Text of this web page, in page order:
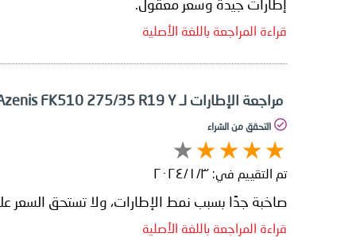
إطارات جيدة وسعر معقول.
قراءة المراجعة باللغة الأصلية
مراجعة الإطارات لـ Falken Azenis FK510 275/35 R19 Y
التحقق من الشراء
تم التقييم في: ٣‏/١‏/٢٠٢٤
صاخبة جدًا بسبب نمط الإطارات، ولا تستحق السعر
قراءة المراجعة باللغة الأصلية